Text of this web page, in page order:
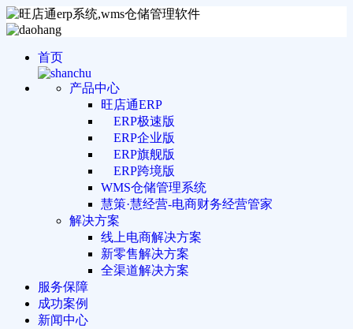
首页
产品中心
旺店通ERP
ERP极速版
ERP企业版
ERP旗舰版
ERP跨境版
WMS仓储管理系统
慧策·慧经营-电商财务经营管家
解决方案
线上电商解决方案
新零售解决方案
全渠道解决方案
服务保障
成功案例
新闻中心